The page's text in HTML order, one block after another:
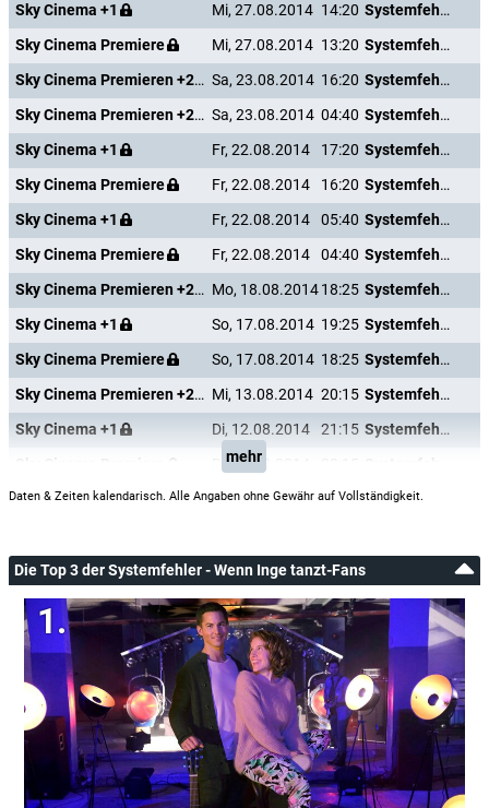
Sky Cinema +1
Mi, 27.08.2014 14:20
Systemfehler - Wenn Inge tanzt
Sky Cinema Premiere
Mi, 27.08.2014 13:20
Systemfehler - Wenn Inge tanzt
Sky Cinema Premieren +24 Sa, 23.08.2014 16:20
Systemfehler - Wenn Inge tanzt
Sky Cinema Premieren +24 Sa, 23.08.2014 04:40
Systemfehler - Wenn Inge tanzt
Sky Cinema +1
Fr, 22.08.2014 17:20
Systemfehler - Wenn Inge tanzt
Sky Cinema Premiere
Fr, 22.08.2014 16:20
Systemfehler - Wenn Inge tanzt
Sky Cinema +1
Fr, 22.08.2014 05:40
Systemfehler - Wenn Inge tanzt
Sky Cinema Premiere
Fr, 22.08.2014 04:40
Systemfehler - Wenn Inge tanzt
Sky Cinema Premieren +24 Mo, 18.08.201418:25
Systemfehler - Wenn Inge tanzt
Sky Cinema +1
So, 17.08.2014 19:25
Systemfehler - Wenn Inge tanzt
Sky Cinema Premiere
So, 17.08.2014 18:25
Systemfehler - Wenn Inge tanzt
Sky Cinema Premieren +24 Mi, 13.08.2014 20:15
Systemfehler - Wenn Inge tanzt
Sky Cinema +1
Di, 12.08.2014 21:15
Systemfehler - Wenn Inge tanzt
Di, 12.08.2014
mehr
Daten & Zeiten kalendarisch. Alle Angaben ohne Gewähr auf Vollständigkeit.
Die Top 3 der Systemfehler - Wenn Inge tanzt-Fans